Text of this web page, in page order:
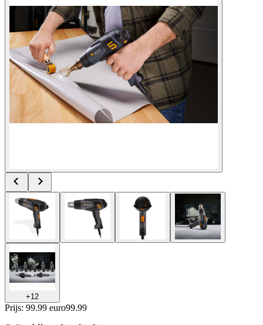
+12
Prijs: 99.99 euro99.99